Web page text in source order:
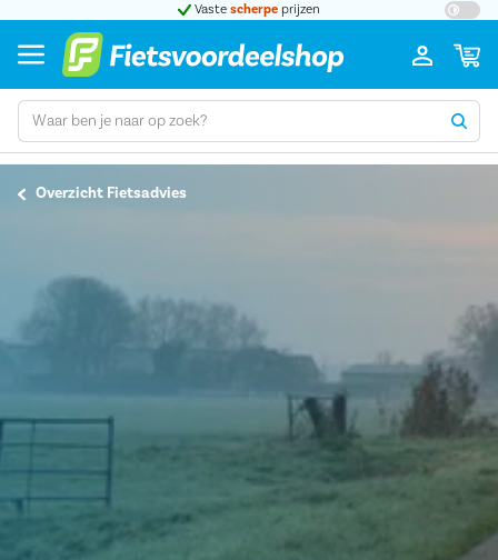
Vaste scherpe prijzen
Overzicht Fietsadvies